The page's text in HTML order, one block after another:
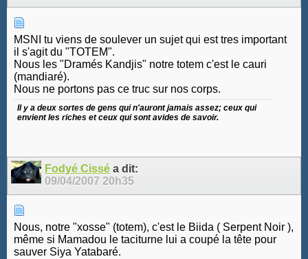
MSNI tu viens de soulever un sujet qui est tres important
il s'agit du "TOTEM".
Nous les "Dramés Kandjis" notre totem c'est le cauri
(mandiaré).
Nous ne portons pas ce truc sur nos corps.
Il y a deux sortes de gens qui n'auront jamais assez; ceux qui
envient les riches et ceux qui sont avides de savoir.
Fodyé Cissé a dit:
09/04/2007 20h35
Nous, notre "xosse" (totem), c'est le Biida ( Serpent Noir ),
même si Mamadou le taciturne lui a coupé la tête pour
sauver Siya Yatabaré.